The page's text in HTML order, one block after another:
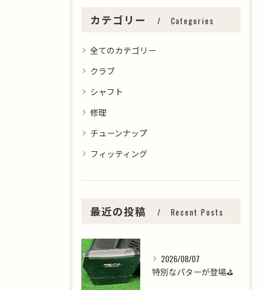
カテゴリー Categories
全てのカテゴリー
クラブ
シャフト
修理
チューンナップ
フィッティング
最近の投稿 Recent Posts
2026/08/07
特別なパターが登場⛳️